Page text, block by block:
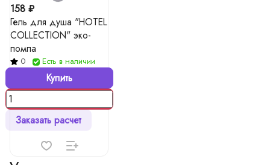
158 ₽
Гель для душа "HOTEL
COLLECTION" эко-
помпа
0 Есть в наличии
Купить
Заказать расчет